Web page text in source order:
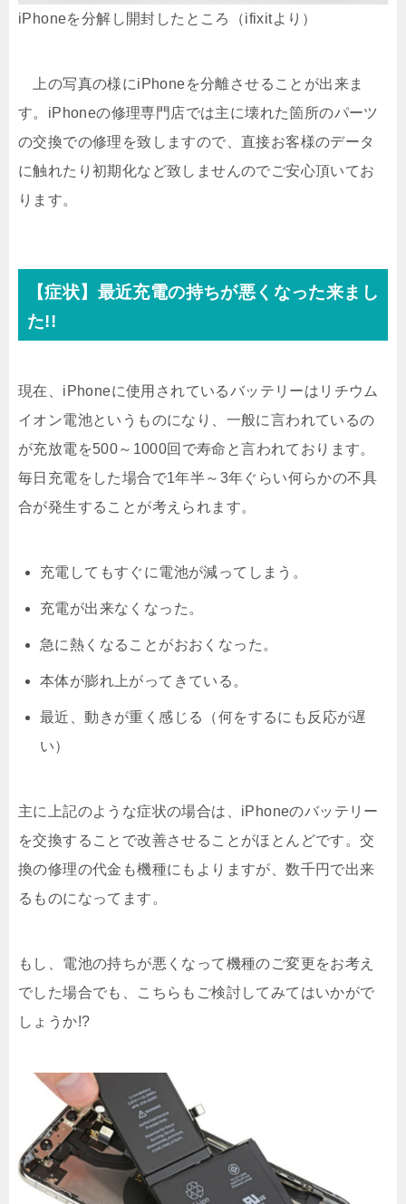
iPhoneを分解し開封したところ（ifixitより）
上の写真の様にiPhoneを分離させることが出来ま
す。iPhoneの修理専門店では主に壊れた箇所のパーツ
の交換での修理を致しますので、直接お客様のデータ
に触れたり初期化など致しませんのでご安心頂いてお
ります。
【症状】最近充電の持ちが悪くなった来まし
た!!
現在、iPhoneに使用されているバッテリーはリチウム
イオン電池というものになり、一般に言われているの
が充放電を500～1000回で寿命と言われております。
毎日充電をした場合で1年半～3年ぐらい何らかの不具
合が発生することが考えられます。
充電してもすぐに電池が減ってしまう。
充電が出来なくなった。
急に熱くなることがおおくなった。
本体が膨れ上がってきている。
最近、動きが重く感じる（何をするにも反応が遅
い）
主に上記のような症状の場合は、iPhoneのバッテリー
を交換することで改善させることがほとんどです。交
換の修理の代金も機種にもよりますが、数千円で出来
るものになってます。
もし、電池の持ちが悪くなって機種のご変更をお考え
でした場合でも、こちらもご検討してみてはいかがで
しょうか!?